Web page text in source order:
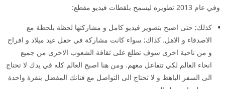
وفي عام 2013 تطويره ليسمح بلقطات فيديو مقطع:
كذلك; حتى اصبح بتصوير فيديو كامل و مشاركتها لحظة بلحظة مع
الاصدقاء و الاهل. كذاك; سواء كانت مشاركة في حفل عيد ميلاد و افراح
و من ناحية اخرى سوف تطلع على ثقافة الشعوب الاخرى من جميع
انحاء العالم لكي تتفاعل معهم. ومن هنا اصبح العالم كله في يدك لا تحتاج
الى السفر الباهظ و لا تحتاج الى التواصل مع فنانك المفضل بنقرة واحدة